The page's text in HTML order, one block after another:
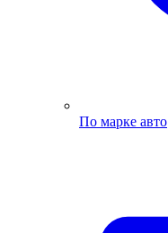
По марке авто